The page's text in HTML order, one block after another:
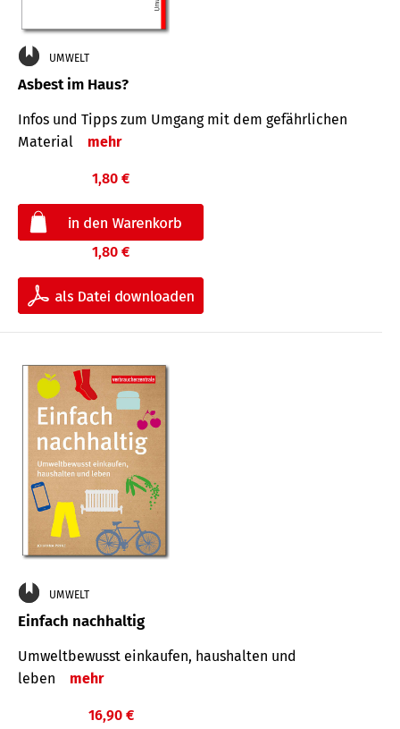
UMWELT
Asbest im Haus?
Infos und Tipps zum Um­gang mit dem ge­fähr­lichen
Mate­rial
mehr
1,80 €
1,80 €
UMWELT
Einfach nachhaltig
Umweltbewusst einkaufen, haushalten und
leben
mehr
16,90 €